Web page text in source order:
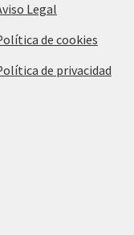
Legal
de cookies
de privacidad